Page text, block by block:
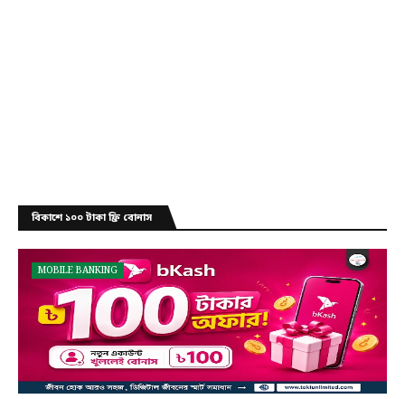
বিকাশে ১০০ টাকা ফ্রি বোনাস
MOBILE BANKING